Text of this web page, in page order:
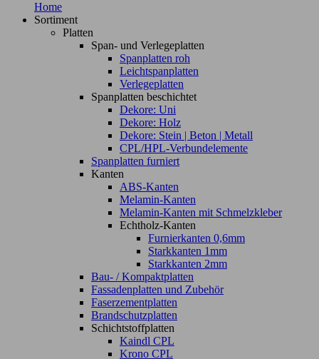
Home
Sortiment
Platten
Span- und Verlegeplatten
Spanplatten roh
Leichtspanplatten
Verlegeplatten
Spanplatten beschichtet
Dekore: Uni
Dekore: Holz
Dekore: Stein | Beton | Metall
CPL/HPL-Verbundelemente
Spanplatten furniert
Kanten
ABS-Kanten
Melamin-Kanten
Melamin-Kanten mit Schmelzkleber
Echtholz-Kanten
Furnierkanten 0,6mm
Starkkanten 1mm
Starkkanten 2mm
Bau- / Kompaktplatten
Fassadenplatten und Zubehör
Faserzementplatten
Brandschutzplatten
Schichtstoffplatten
Kaindl CPL
Krono CPL